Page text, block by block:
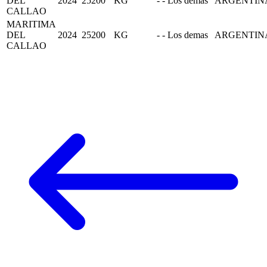
CALLAO
MARITIMA
DEL
CALLAO
2024 25200 KG - - Los demas